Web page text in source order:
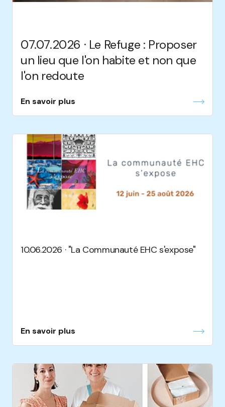
07.07.2026 · Le Refuge : Proposer
un lieu que l'on habite et non que
l'on redoute
En savoir plus
10.06.2026 · "La Communauté EHC s'expose"
En savoir plus